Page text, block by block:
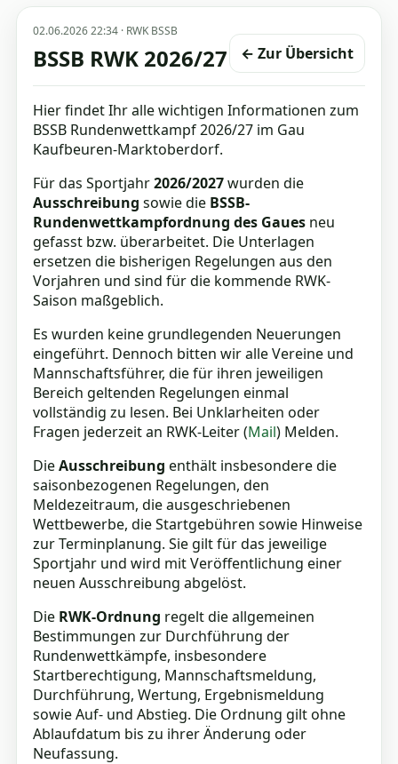
02.06.2026 22:34 · RWK BSSB
BSSB RWK 2026/27 ← Zur Übersicht
Hier findet Ihr alle wichtigen Informationen zum
BSSB Rundenwettkampf 2026/27 im Gau
Kaufbeuren-Marktoberdorf.
Für das Sportjahr2026/2027wurden die
Ausschreibung sowie die BSSB-
Rundenwettkampfordnung des Gauesneu
gefasst bzw. überarbeitet. Die Unterlagen
ersetzen die bisherigen Regelungen aus den
Vorjahren und sind für die kommende RWK-
Saison maßgeblich.
Es wurden keine grundlegenden Neuerungen
eingeführt. Dennoch bitten wir alle Vereine und
Mannschaftsführer, die für ihren jeweiligen
Bereich geltenden Regelungen einmal
vollständig zu lesen. Bei Unklarheiten oder
Fragen jederzeit an RWK-Leiter (Mail) Melden.
DieAusschreibung enthält insbesondere die
saisonbezogenen Regelungen, den
Meldezeitraum, die ausgeschriebenen
Wettbewerbe, die Startgebühren sowie Hinweise
zur Terminplanung. Sie gilt für das jeweilige
Sportjahr und wird mit Veröffentlichung einer
neuen Ausschreibung abgelöst.
Die RWK-Ordnung regelt die allgemeinen
Bestimmungen zur Durchführung der
Rundenwettkämpfe, insbesondere
Startberechtigung, Mannschaftsmeldung,
Durchführung, Wertung, Ergebnismeldung
sowie Auf- und Abstieg. Die Ordnung gilt ohne
Ablaufdatum bis zu ihrer Änderung oder
Neufassung.